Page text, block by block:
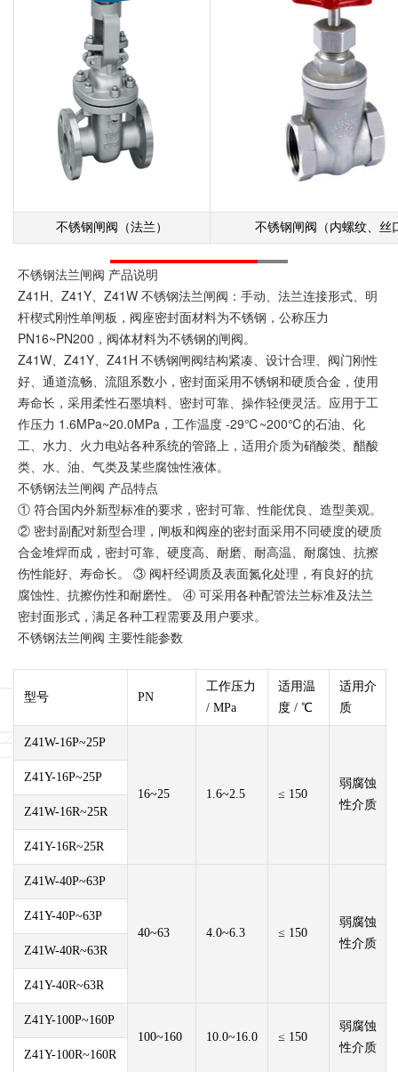
不锈钢闸阀（法兰） 不锈钢闸阀 （内螺纹、丝
不锈钢法兰闸阀 产品说明
Z41H、Z41Y、Z41W 不锈钢法兰闸阀：手动、法兰连接形式、明
杆楔式刚性单闸板，阀座密封面材料为不锈钢，公称压力
PN16~PN200，阀体材料为不锈钢的闸阀。
Z41W、Z41Y、Z41H 不锈钢闸阀结构紧凑、设计合理、阀门刚性
好、通道流畅、流阻系数小，密封面采用不锈钢和硬质合金，使用
寿命长，采用柔性石墨填料、密封可靠、操作轻便灵活。应用于工
作压力 1.6MPa~20.0MPa，工作温度 -29℃~200℃的石油、化
工、水力、火力电站各种系统的管路上，适用介质为硝酸类、醋酸
类、水、油、气类及某些腐蚀性液体。
不锈钢法兰闸阀 产品特点
① 符合国内外新型标准的要求，密封可靠、性能优良、造型美观。
② 密封副配对新型合理，闸板和阀座的密封面采用不同硬度的硬质
合金堆焊而成，密封可靠、硬度高、耐磨、耐高温、耐腐蚀、抗擦
伤性能好、寿命长。 ③ 阀杆经调质及表面氮化处理，有良好的抗
腐蚀性、抗擦伤性和耐磨性。 ④ 可采用各种配管法兰标准及法兰
密封面形式，满足各种工程需要及用户要求。
不锈钢法兰闸阀 主要性能参数
型号 PN
工作压力
/ MPa
适用温
度 / ℃
适用介
质
Z41W-16P~25P
16~25 1.6~2.5 ≤ 150
弱腐蚀
性介质
Z41Y-16P~25P
Z41W-16R~25R
Z41Y-16R~25R
Z41W-40P~63P
40~63 4.0~6.3 ≤ 150
弱腐蚀
性介质
Z41Y-40P~63P
Z41W-40R~63R
Z41Y-40R~63R
Z41Y-100P~160P
100~160
10.0~16.0 ≤ 150
弱腐蚀
性介质
Z41Y-100R~160R